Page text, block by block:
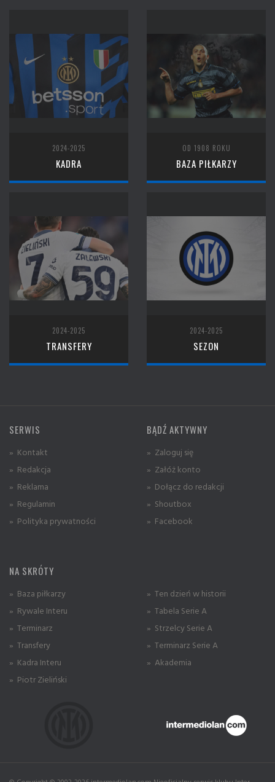
2024-2025
KADRA
OD 1908 ROKU
BAZA PIŁKARZY
2024-2025
TRANSFERY
2024-2025
SEZON
SERWIS
» Kontakt
» Redakcja
» Reklama
» Regulamin
» Polityka prywatności
BĄDŹ AKTYWNY
» Zaloguj się
» Załóż konto
» Dołącz do redakcji
» Shoutbox
» Facebook
NA SKRÓTY
» Baza piłkarzy
» Rywale Interu
» Terminarz
» Transfery
» Kadra Interu
» Piotr Zieliński
» Ten dzień w historii
» Tabela Serie A
» Strzelcy Serie A
» Terminarz Serie A
» Akademia